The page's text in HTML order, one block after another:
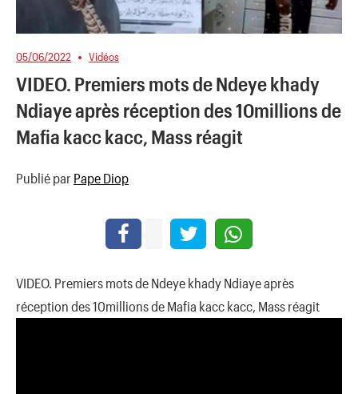
05/06/2022 Vidéos
VIDEO. Premiers mots de Ndeye khady
Ndiaye après réception des 10millions de
Mafia kacc kacc, Mass réagit
Publié par Pape Diop
VIDEO. Premiers mots de Ndeye khady Ndiaye après
réception des 10millions de Mafia kacc kacc, Mass réagit